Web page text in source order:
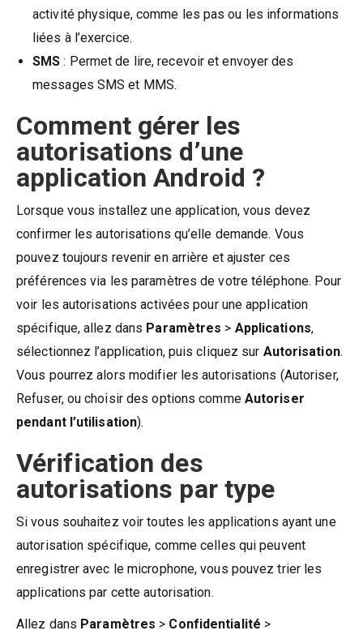
activité physique, comme les pas ou les informations
liées à l’exercice.
SMS : Permet de lire, recevoir et envoyer des
messages SMS et MMS.
Comment gérer les
autorisations d’une
application Android ?
Lorsque vous installez une application, vous devez
confirmer les autorisations qu’elle demande. Vous
pouvez toujours revenir en arrière et ajuster ces
préférences via les paramètres de votre téléphone. Pour
voir les autorisations activées pour une application
spécifique, allez dans Paramètres > Applications,
sélectionnez l’application, puis cliquez sur Autorisation.
Vous pourrez alors modifier les autorisations (Autoriser,
Refuser, ou choisir des options comme Autoriser
pendant l’utilisation).
Vérification des
autorisations par type
Si vous souhaitez voir toutes les applications ayant une
autorisation spécifique, comme celles qui peuvent
enregistrer avec le microphone, vous pouvez trier les
applications par cette autorisation.
Allez dans Paramètres > Confidentialité >